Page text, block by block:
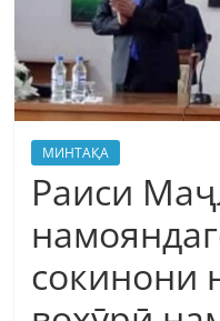
МИНТАҚА
Раиси
сокинони